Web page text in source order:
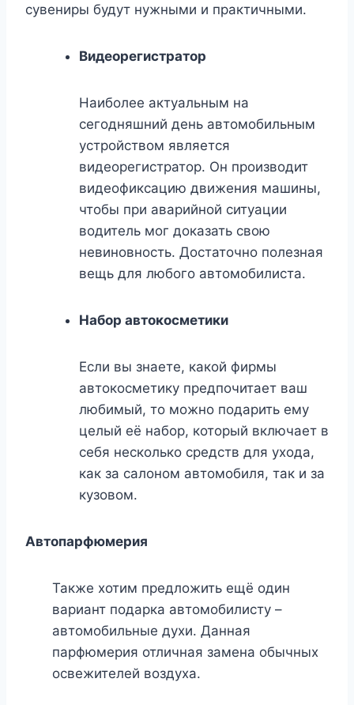
сувениры будут нужными и практичными.
Видеорегистратор
Наиболее актуальным на
сегодняшний день автомобильным
устройством является
видеорегистратор. Он производит
видеофиксацию движения машины,
чтобы при аварийной ситуации
водитель мог доказать свою
невиновность. Достаточно полезная
вещь для любого автомобилиста.
Набор автокосметики
Если вы знаете, какой фирмы
автокосметику предпочитает ваш
любимый, то можно подарить ему
целый её набор, который включает в
себя несколько средств для ухода,
как за салоном автомобиля, так и за
кузовом.
Автопарфюмерия
Также хотим предложить ещё один
вариант подарка автомобилисту –
автомобильные духи. Данная
парфюмерия отличная замена обычных
освежителей воздуха.